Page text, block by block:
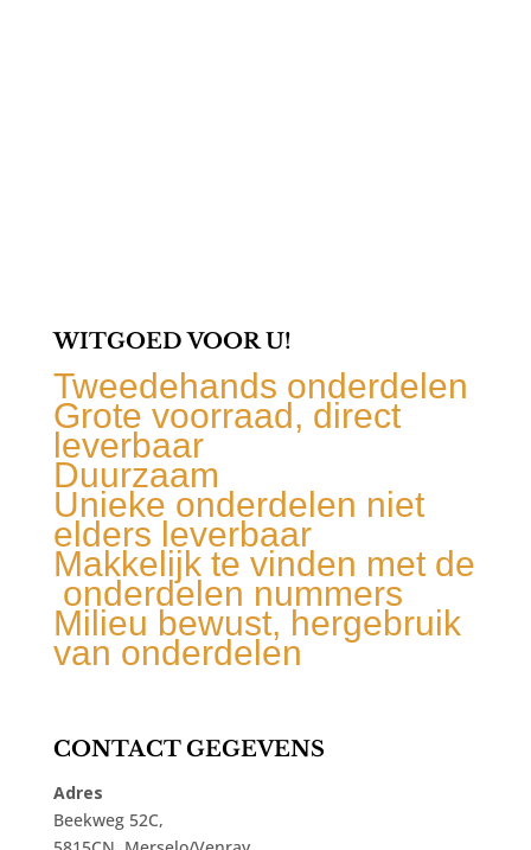
WITGOED VOOR U!
Tweedehands onderdelen
Grote voorraad, direct
leverbaar
Duurzaam
Unieke onderdelen niet
elders leverbaar
Makkelijk te vinden met de
onderdelen nummers
Milieu bewust, hergebruik
van onderdelen
CONTACT GEGEVENS
Adres
Beekweg 52C,